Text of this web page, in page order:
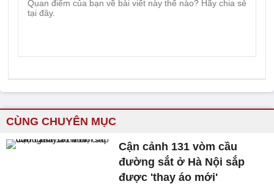
CÙNG CHUYÊN MỤC
Cận cảnh 131 vòm cầu
đường sắt ở Hà Nội sắp
được 'thay áo mới'